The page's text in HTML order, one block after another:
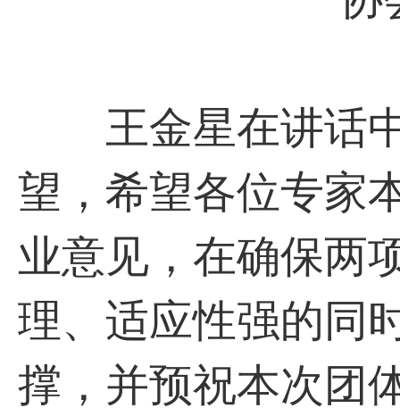
王金星在讲话中
望，希望各位专家
业意见，在确保两
理、适应性强的同
撑，并预祝本次团